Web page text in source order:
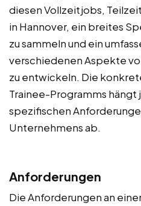
diesen Vollzeitjobs,
in Hannover, ein breites
zu sammeln und ein
verschiedenen Aspekte
zu entwickeln. Die
Trainee-Programms hängt
spezifischen
Unternehmens ab.
Anforderungen
Die Anforderungen an